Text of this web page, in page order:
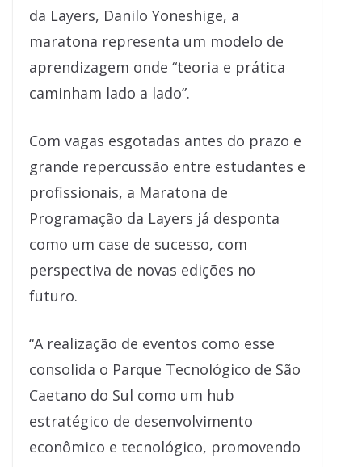
da Layers, Danilo Yoneshige, a
maratona representa um modelo de
aprendizagem onde “teoria e prática
caminham lado a lado”.
Com vagas esgotadas antes do prazo e
grande repercussão entre estudantes e
profissionais, a Maratona de
Programação da Layers já desponta
como um case de sucesso, com
perspectiva de novas edições no
futuro.
“A realização de eventos como esse
consolida o Parque Tecnológico de São
Caetano do Sul como um hub
estratégico de desenvolvimento
econômico e tecnológico, promovendo